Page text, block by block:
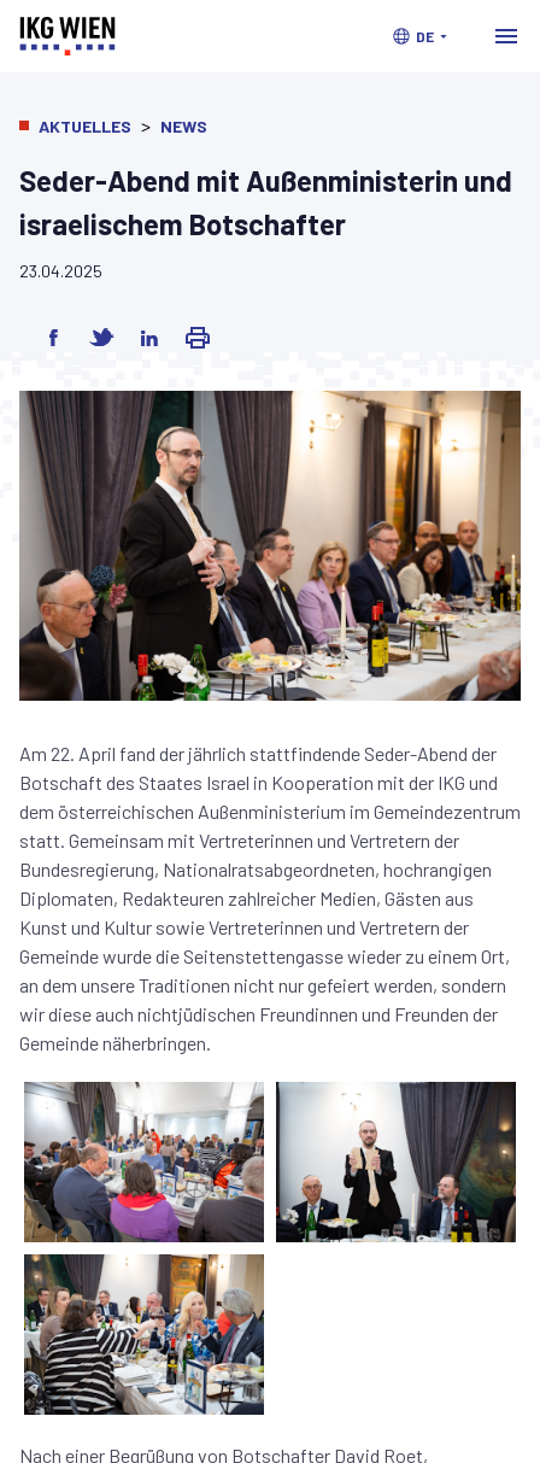
DE
AKTUELLES > NEWS
Seder-Abend mit Außenministerin und
israelischem Botschafter
23.04.2025
Am 22. April fand der jährlich stattfindende Seder-Abend der
Botschaft des Staates Israel in Kooperation mit der IKG und
dem österreichischen Außenministerium im Gemeindezentrum
statt. Gemeinsam mit Vertreterinnen und Vertretern der
Bundesregierung, Nationalratsabgeordneten, hochrangigen
Diplomaten, Redakteuren zahlreicher Medien, Gästen aus
Kunst und Kultur sowie Vertreterinnen und Vertretern der
Gemeinde wurde die Seitenstettengasse wieder zu einem Ort,
an dem unsere Traditionen nicht nur gefeiert werden, sondern
wir diese auch nichtjüdischen Freundinnen und Freunden der
Gemeinde näherbringen.
Nach einer Begrüßung von Botschafter David Roet,